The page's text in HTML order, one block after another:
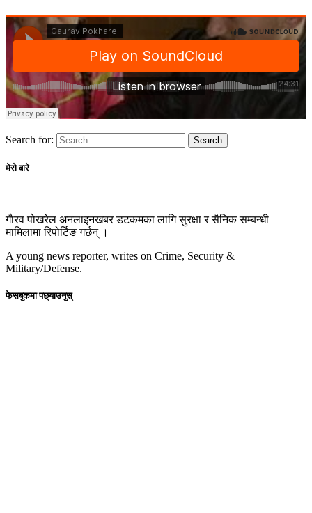
Search for:
मेरो बारे
गाैरव पोखरेल अनलाइनखबर डटकमका लागि सुरक्षा र सैनिक सम्बन्धी
मामिलामा रिपोर्टिङ गर्छन् ।
A young news reporter, writes on Crime, Security &
Military/Defense.
फेसबुकमा पछ्याउनुस्